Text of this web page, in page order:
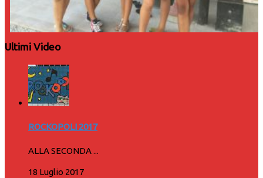
Ultimi Video
ROCKOPOLI 2017
ALLA SECONDA ...
18 Luglio 2017